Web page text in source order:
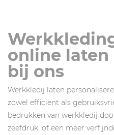
online
bij ons
Werkkledij laten
zowel efficiënt als
bedrukken van werkkledij
zeefdruk, of een meer